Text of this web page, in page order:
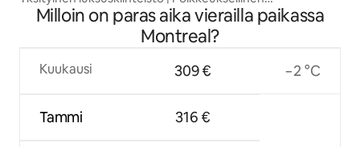
majoittuminen
Milloin on paras aika vierailla paikassa
Montreal?
Kuukausi
Tammi
309 €
316 €
−2 °C